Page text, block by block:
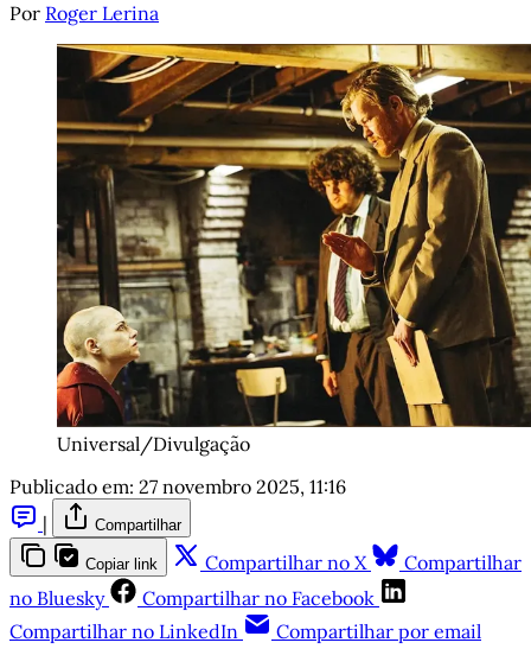
Por Roger Lerina
Universal/Divulgação
Publicado em: 27 novembro 2025, 11:16
|
Compartilhar
Copiar link Compartilhar no X
Compartilhar
no Bluesky
Compartilhar no Facebook
Compartilhar no LinkedIn
Compartilhar por email